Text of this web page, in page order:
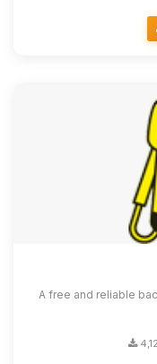
A free and reliable